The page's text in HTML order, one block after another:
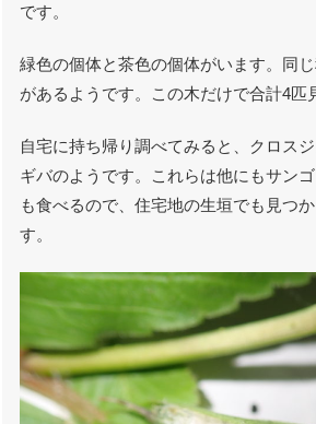
です。
緑色の個体と茶色の個体がいます。同
があるようです。この木だけで合計4匹
自宅に持ち帰り調べてみると、クロス
ギバのようです。これらは他にもサン
も食べるので、住宅地の生垣でも見つ
す。